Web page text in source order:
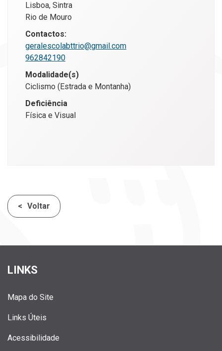
Lisboa, Sintra
Rio de Mouro
Contactos:
geralescolabttrio@gmail.com
962842190
Modalidade(s)
Ciclismo (Estrada e Montanha)
Deficiência
Física e Visual
Voltar
LINKS
Mapa do Site
Links Úteis
Acessibilidade